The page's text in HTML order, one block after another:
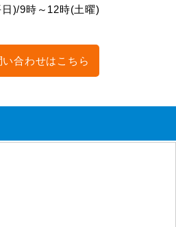
)/9時～12時(土曜)
い合わせはこちら